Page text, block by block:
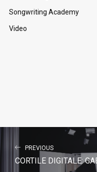
Songwriting Academy
Video
PREVIOUS
CORTILE DIGITALE: